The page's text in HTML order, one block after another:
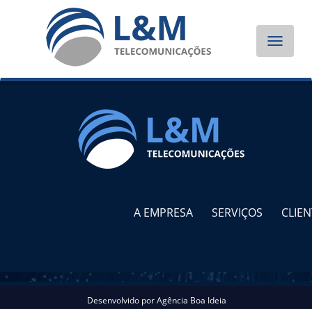
Toggle
A EMPRESA SERVIÇOS
Desenvolvido porAgência Boa Ideia